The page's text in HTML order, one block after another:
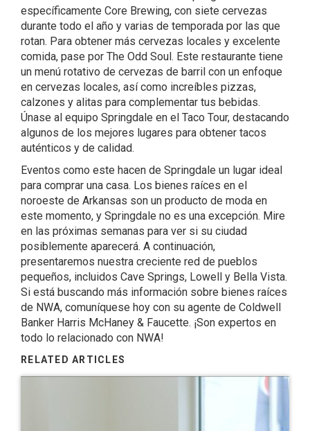
específicamente Core Brewing, con siete cervezas
durante todo el año y varias de temporada por las que
rotan. Para obtener más cervezas locales y excelente
comida, pase por The Odd Soul. Este restaurante tiene
un menú rotativo de cervezas de barril con un enfoque
en cervezas locales, así como increíbles pizzas,
calzones y alitas para complementar tus bebidas.
Únase al equipo Springdale en el Taco Tour, destacando
algunos de los mejores lugares para obtener tacos
auténticos y de calidad.
Eventos como este hacen de Springdale un lugar ideal
para comprar una casa. Los bienes raíces en el
noroeste de Arkansas son un producto de moda en
este momento, y Springdale no es una excepción. Mire
en las próximas semanas para ver si su ciudad
posiblemente aparecerá. A continuación,
presentaremos nuestra creciente red de pueblos
pequeños, incluidos Cave Springs, Lowell y Bella Vista.
Si está buscando más información sobre bienes raíces
de NWA, comuníquese hoy con su agente de Coldwell
Banker Harris McHaney & Faucette. ¡Son expertos en
todo lo relacionado con NWA!
RELATED ARTICLES